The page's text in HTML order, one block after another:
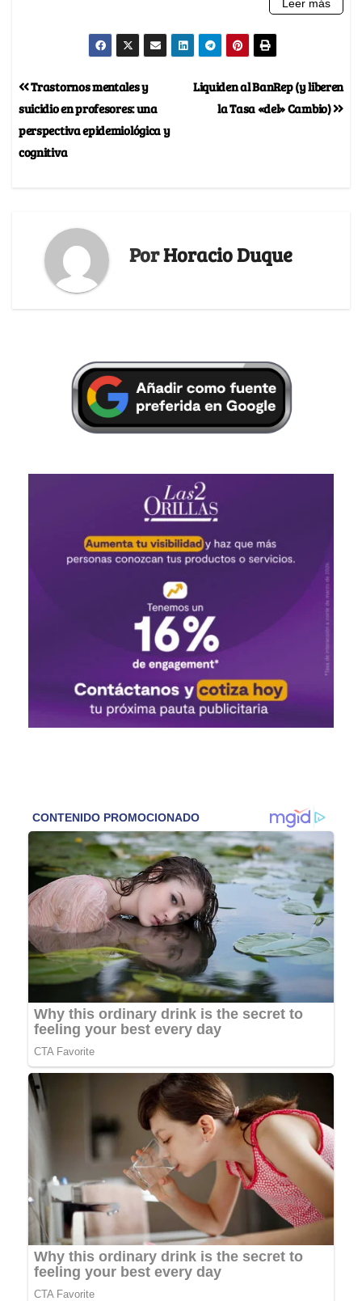
Liquiden al BanRep (y liberen
la Tasa «del» Cambio)
Trastornos mentales y
suicidio en profesores: una
perspectiva epidemiológica y
cognitiva
PorHoracio Duque